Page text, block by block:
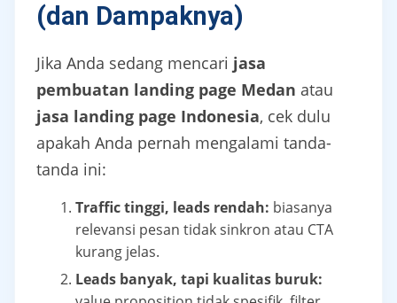
(dan Dampaknya)
Jika Anda sedang mencari jasa
pembuatan landing page Medan atau
jasa landing page Indonesia, cek dulu
apakah Anda pernah mengalami tanda-
tanda ini:
Traffic tinggi, leads rendah: biasanya
relevansi pesan tidak sinkron atau CTA
kurang jelas.
Leads banyak, tapi kualitas buruk: